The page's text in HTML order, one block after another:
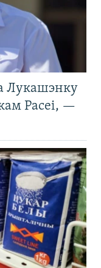
Лукашэнку
Расеі, —